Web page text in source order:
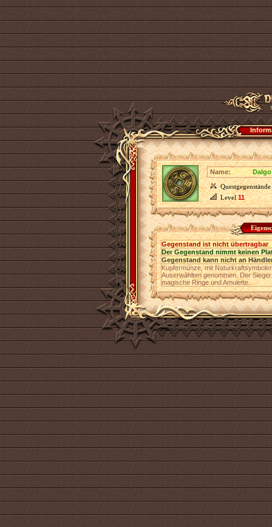
Name:
Dalgo
Questgegenstände
Level11
Gegenstand ist nicht übertragbar
Der Gegenstand nimmt keinen
Gegenstand kann nicht an
Kupfermünze, mit
Auserwählten genommen. Der
magische Ringe und Amulette.